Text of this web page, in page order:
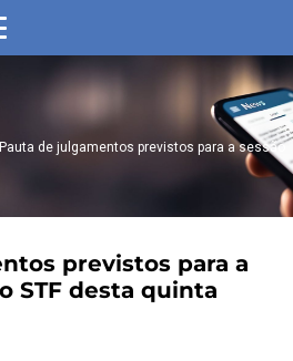
Pauta de julgamentos previstos para a sessão
previstos para a
STF desta quinta